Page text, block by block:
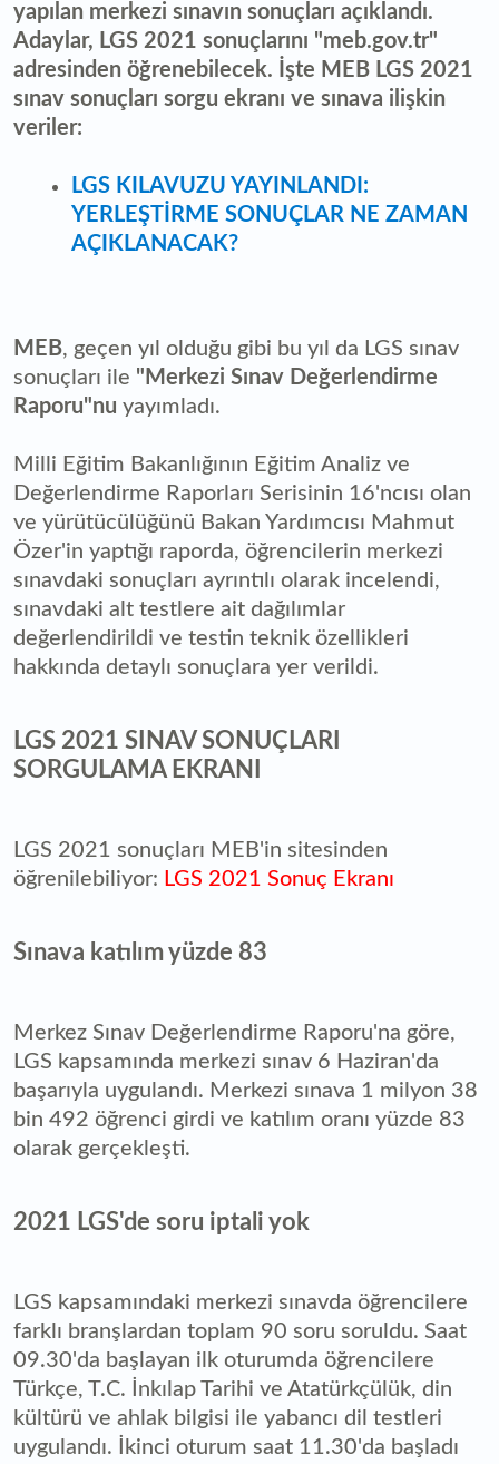
yapılan merkezi sınavın sonuçları açıklandı.
Adaylar, LGS 2021 sonuçlarını "meb.gov.tr"
adresinden öğrenebilecek. İşte MEB LGS 2021
sınav sonuçları sorgu ekranı ve sınava ilişkin
veriler:
LGS KILAVUZU YAYINLANDI:
YERLEŞTİRME SONUÇLAR NE ZAMAN
AÇIKLANACAK?
MEB, geçen yıl olduğu gibi bu yıl da LGS sınav
sonuçları ile "Merkezi Sınav Değerlendirme
Raporu"nu yayımladı.
Milli Eğitim Bakanlığının Eğitim Analiz ve
Değerlendirme Raporları Serisinin 16'ncısı olan
ve yürütücülüğünü Bakan Yardımcısı Mahmut
Özer'in yaptığı raporda, öğrencilerin merkezi
sınavdaki sonuçları ayrıntılı olarak incelendi,
sınavdaki alt testlere ait dağılımlar
değerlendirildi ve testin teknik özellikleri
hakkında detaylı sonuçlara yer verildi.
LGS 2021 SINAV SONUÇLARI
SORGULAMA EKRANI
LGS 2021 sonuçları MEB'in sitesinden
öğrenilebiliyor: LGS 2021 Sonuç Ekranı
Sınava katılım yüzde 83
Merkez Sınav Değerlendirme Raporu'na göre,
LGS kapsamında merkezi sınav 6 Haziran'da
başarıyla uygulandı. Merkezi sınava 1 milyon 38
bin 492 öğrenci girdi ve katılım oranı yüzde 83
olarak gerçekleşti.
2021 LGS'de soru iptali yok
LGS kapsamındaki merkezi sınavda öğrencilere
farklı branşlardan toplam 90 soru soruldu. Saat
09.30'da başlayan ilk oturumda öğrencilere
Türkçe, T.C. İnkılap Tarihi ve Atatürkçülük, din
kültürü ve ahlak bilgisi ile yabancı dil testleri
uygulandı. İkinci oturum saat 11.30'da başladı